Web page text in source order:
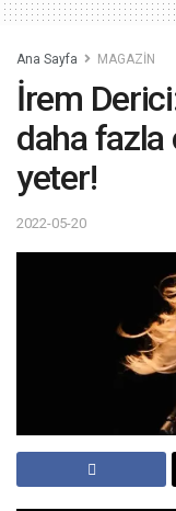
Ana Sayfa MAGAZİN
İrem
daha fazla
yeter!
2022-05-20